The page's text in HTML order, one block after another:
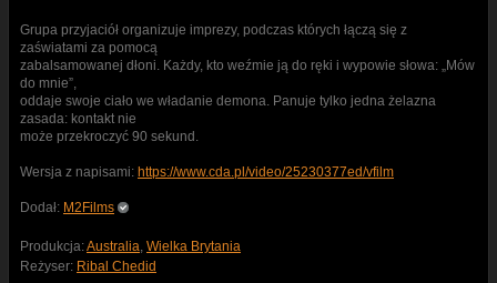
Grupa przyjaciół organizuje imprezy, podczas których łączą się z
zaświatami za pomocą
zabalsamowanej dłoni. Każdy, kto weźmie ją do ręki i wypowie słowa: „Mów
do mnie”,
oddaje swoje ciało we władanie demona. Panuje tylko jedna żelazna
zasada: kontakt nie
może przekroczyć 90 sekund.
Wersja z napisami: https://www.cda.pl/video/25230377ed/vfilm
Dodał: M2Films
Produkcja:Australia, Wielka Brytania
Reżyser: Ribal Chedid